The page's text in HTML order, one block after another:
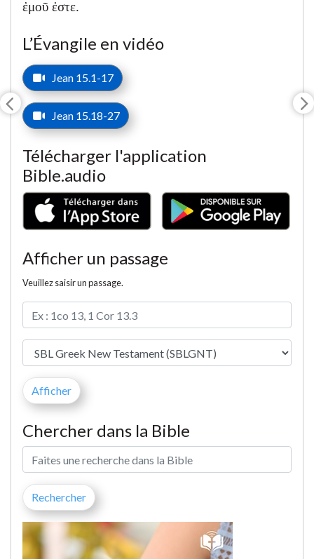
ἐμοῦ ἐστε.
L’Évangile en vidéo
Jean 15.1-17
Jean 15.18-27
Télécharger l'application
Bible.audio
Afficher un passage
Veuillez saisir un passage.
Chercher dans la Bible